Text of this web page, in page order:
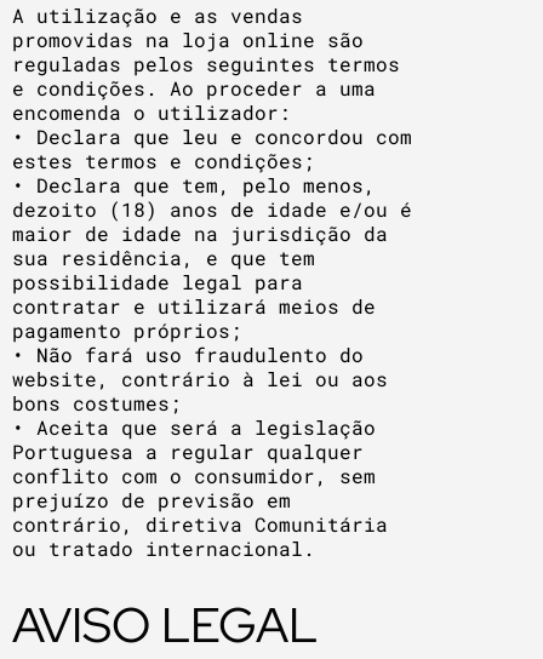
A utilização e as vendas
promovidas na loja online são
reguladas pelos seguintes termos
e condições. Ao proceder a uma
encomenda o utilizador:
• Declara que leu e concordou com
estes termos e condições;
• Declara que tem, pelo menos,
dezoito (18) anos de idade e/ou é
maior de idade na jurisdição da
sua residência, e que tem
possibilidade legal para
contratar e utilizará meios de
pagamento próprios;
• Não fará uso fraudulento do
website, contrário à lei ou aos
bons costumes;
• Aceita que será a legislação
Portuguesa a regular qualquer
conflito com o consumidor, sem
prejuízo de previsão em
contrário, diretiva Comunitária
ou tratado internacional.
AVISO LEGAL